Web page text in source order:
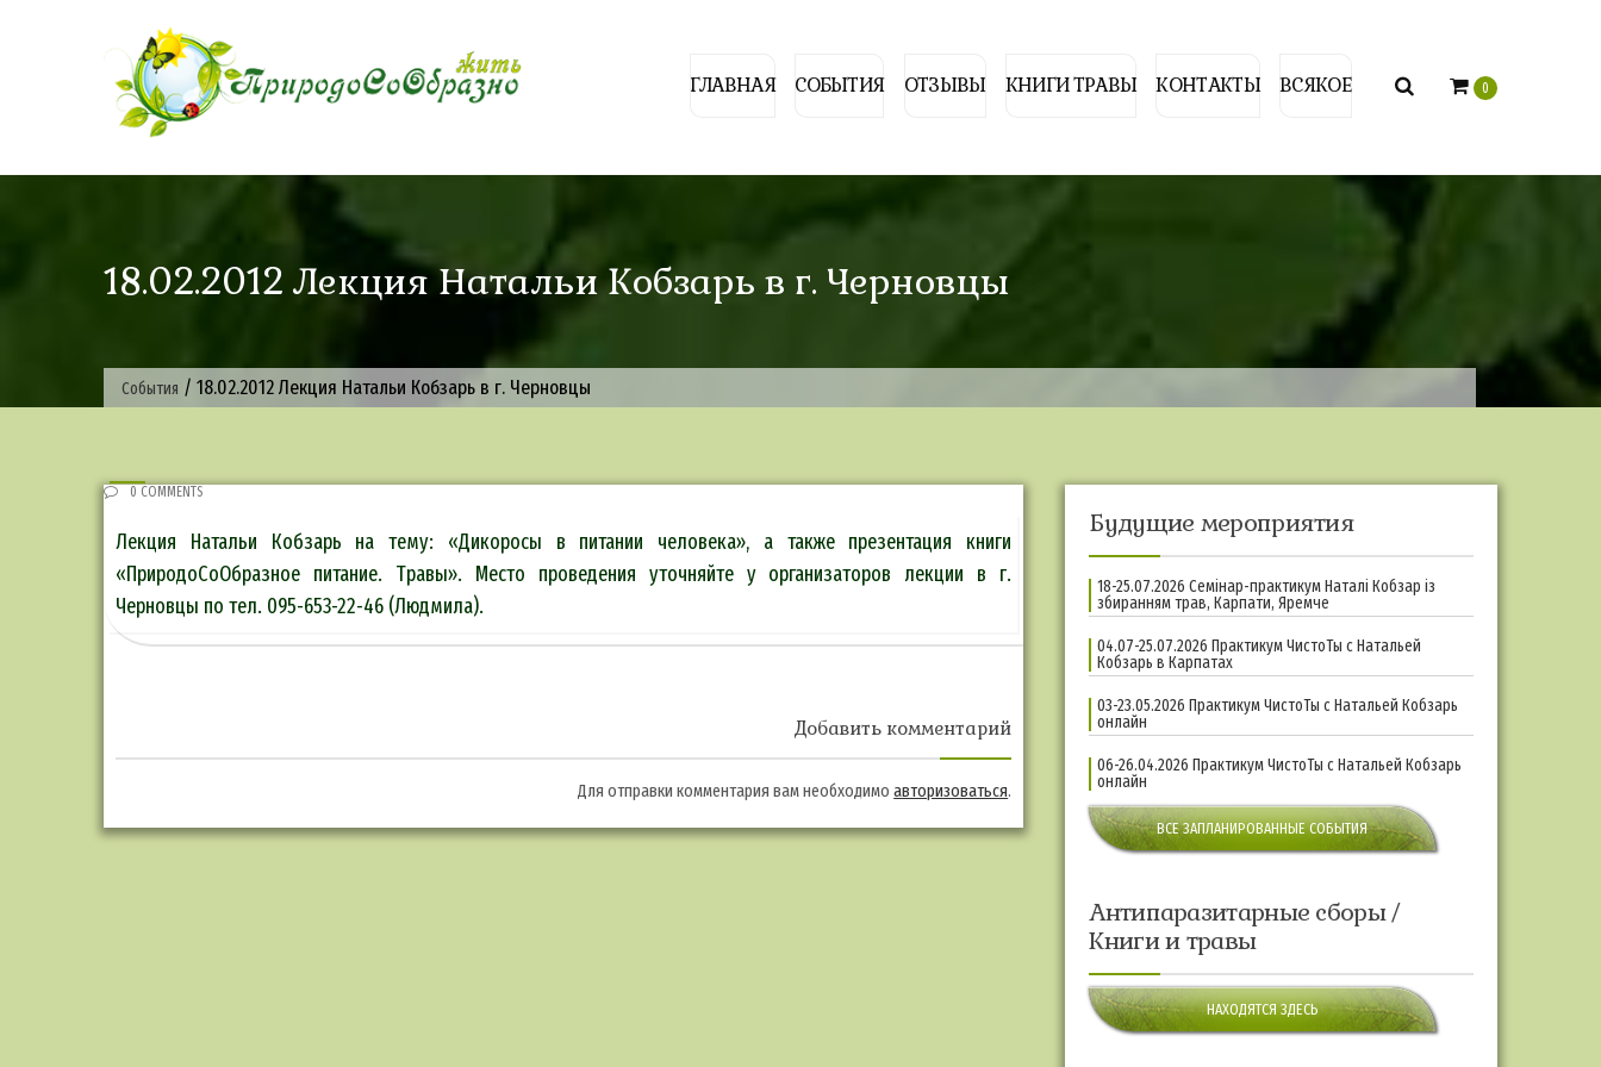
ГЛАВНАЯ СОБЫТИЯ ОТЗЫВЫ КНИГИ ТРАВЫ КОНТАКТЫ ВСЯКОЕ 0
18.02.2012 Лекция Натальи Кобзарь в г. Черновцы
События / 18.02.2012 Лекция Натальи Кобзарь в г. Черновцы
0 COMMENTS
Лекция Натальи Кобзарь на тему: «Дикоросы в питании человека», а также презентация книги
«ПриродоСоОбразное питание. Травы». Место проведения уточняйте у организаторов лекции в г.
Черновцы по тел. 095-653-22-46 (Людмила).
Добавить комментарий
Для отправки комментария вам необходимоавторизоваться.
Будущие мероприятия
18-25.07.2026 Семінар-практикум Наталі Кобзар із
збиранням трав, Карпати, Яремче
04.07-25.07.2026 Практикум ЧистоТы с Натальей
Кобзарь в Карпатах
03-23.05.2026 Практикум ЧистоТы с Натальей Кобзарь
онлайн
06-26.04.2026 Практикум ЧистоТы с Натальей Кобзарь
онлайн
ВСЕ ЗАПЛАНИРОВАННЫЕ СОБЫТИЯ
Антипаразитарные сборы /
Книги и травы
НАХОДЯТСЯ ЗДЕСЬ